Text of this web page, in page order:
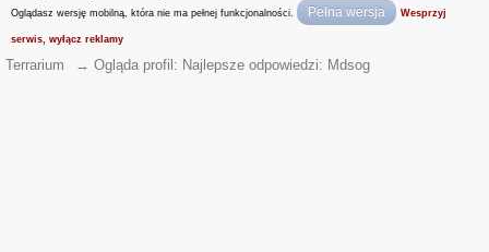
Oglądasz wersję mobilną, która nie ma pełnej funkcjonalności. Pełna wersja Wesprzyj
serwis, wyłącz reklamy
Terrarium → Ogląda profil: Najlepsze odpowiedzi: Mdsog